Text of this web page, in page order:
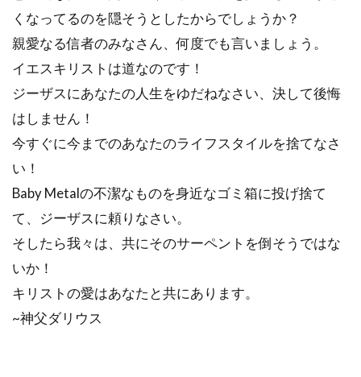
くなってるのを隠そうとしたからでしょうか？
親愛なる信者のみなさん、何度でも言いましょう。
イエスキリストは道なのです！
ジーザスにあなたの人生をゆだねなさい、決して後悔
はしません！
今すぐに今までのあなたのライフスタイルを捨てなさ
い！
Baby Metalの不潔なものを身近なゴミ箱に投げ捨て
て、ジーザスに頼りなさい。
そしたら我々は、共にそのサーペントを倒そうではな
いか！
キリストの愛はあなたと共にあります。
~神父ダリウス